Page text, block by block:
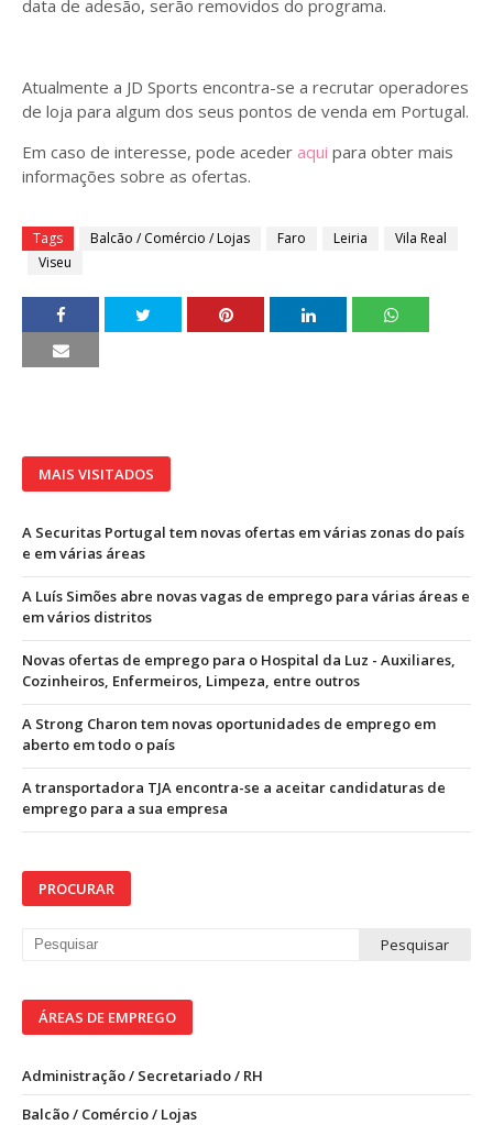
data de adesão, serão removidos do programa.
Atualmente a JD Sports encontra-se a recrutar operadores
de loja para algum dos seus pontos de venda em Portugal.
Em caso de interesse, pode aceder aqui para obter mais
informações sobre as ofertas.
Tags Balcão / Comércio / Lojas Faro Leiria
Vila Real
Viseu
MAIS VISITADOS
A Securitas Portugal tem novas ofertas em várias zonas do país
e em várias áreas
A Luís Simões abre novas vagas de emprego para várias áreas e
em vários distritos
Novas ofertas de emprego para o Hospital da Luz - Auxiliares,
Cozinheiros, Enfermeiros, Limpeza, entre outros
A Strong Charon tem novas oportunidades de emprego em
aberto em todo o país
A transportadora TJA encontra-se a aceitar candidaturas de
emprego para a sua empresa
PROCURAR
ÁREAS DE EMPREGO
Administração / Secretariado / RH
Balcão / Comércio / Lojas